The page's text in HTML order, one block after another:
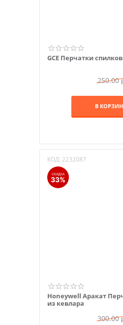
GCE Перчатки
250.00
В
КОД: 2232087
СКИДКА
33%
Honeywell Аракат
из кевлара
300.00